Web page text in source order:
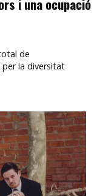
i una ocupació
de
la diversitat